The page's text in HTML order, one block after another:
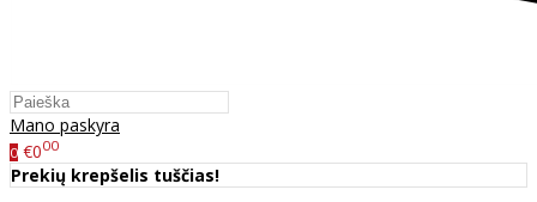
Mano paskyra
0 €000
Prekių krepšelis tuščias!